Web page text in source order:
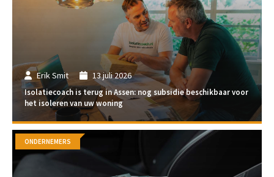
Erik Smit 13 juli 2026
Isolatiecoach is terug in Assen: nog subsidie beschikbaar voor
het isoleren van uw woning
ONDERNEMERS